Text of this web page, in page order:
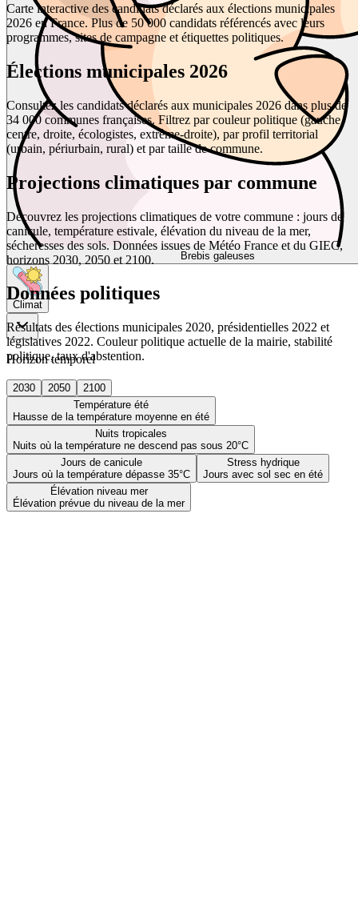
Brebis galeuses
Climat
Horizon temporel
2030 2050
2100
Température été
Hausse de la température moyenne en été
Nuits tropicales
Nuits où la température ne descend pas sous 20°C
Jours de canicule
Jours où la température dépasse 35°C
Stress hydrique
Jours avec sol sec en été
Élévation niveau mer
Élévation prévue du niveau de la mer
Carte interactive des candidats déclarés aux élections municipales
2026 en France. Plus de 50 000 candidats référencés avec leurs
programmes, sites de campagne et étiquettes politiques.
Élections municipales 2026
Consultez les candidats déclarés aux municipales 2026 dans plus de
34 000 communes françaises. Filtrez par couleur politique (gauche,
centre, droite, écologistes, extrême-droite), par profil territorial
(urbain, périurbain, rural) et par taille de commune.
Projections climatiques par commune
Découvrez les projections climatiques de votre commune : jours de
canicule, température estivale, élévation du niveau de la mer,
sécheresses des sols. Données issues de Météo France et du GIEC,
horizons 2030, 2050 et 2100.
Données politiques
Résultats des élections municipales 2020, présidentielles 2022 et
législatives 2022. Couleur politique actuelle de la mairie, stabilité
politique, taux d'abstention.